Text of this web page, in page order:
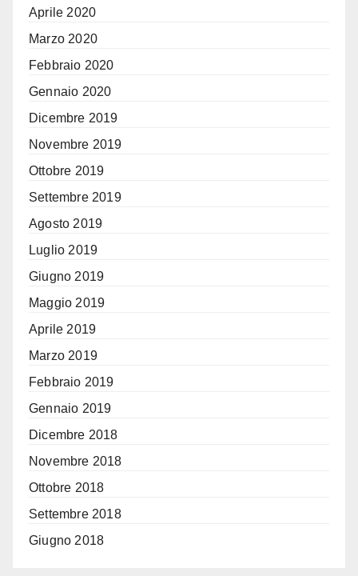
Aprile 2020
Marzo 2020
Febbraio 2020
Gennaio 2020
Dicembre 2019
Novembre 2019
Ottobre 2019
Settembre 2019
Agosto 2019
Luglio 2019
Giugno 2019
Maggio 2019
Aprile 2019
Marzo 2019
Febbraio 2019
Gennaio 2019
Dicembre 2018
Novembre 2018
Ottobre 2018
Settembre 2018
Giugno 2018